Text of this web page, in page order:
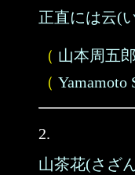
正直には云(
（ 山本周五郎
（ Yamamoto
2.
山茶花(さざ